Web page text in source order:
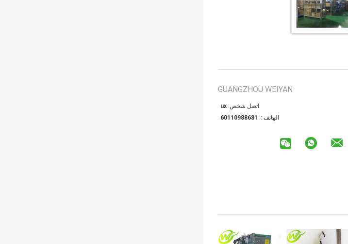
GUANGZHOU WEIYAN
اتصل شخص: xu
الهاتف :: 18688901106